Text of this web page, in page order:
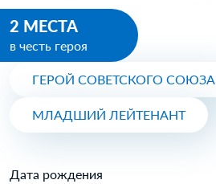
2 МЕСТА
в честь героя
ГЕРОЙ СОВЕТСКОГО СОЮЗА
МЛАДШИЙ ЛЕЙТЕНАНТ
Дата рождения